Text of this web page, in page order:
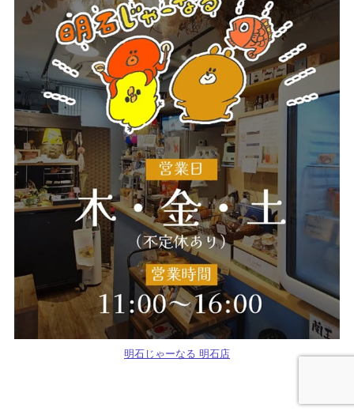
明石じゃーなる 明石店